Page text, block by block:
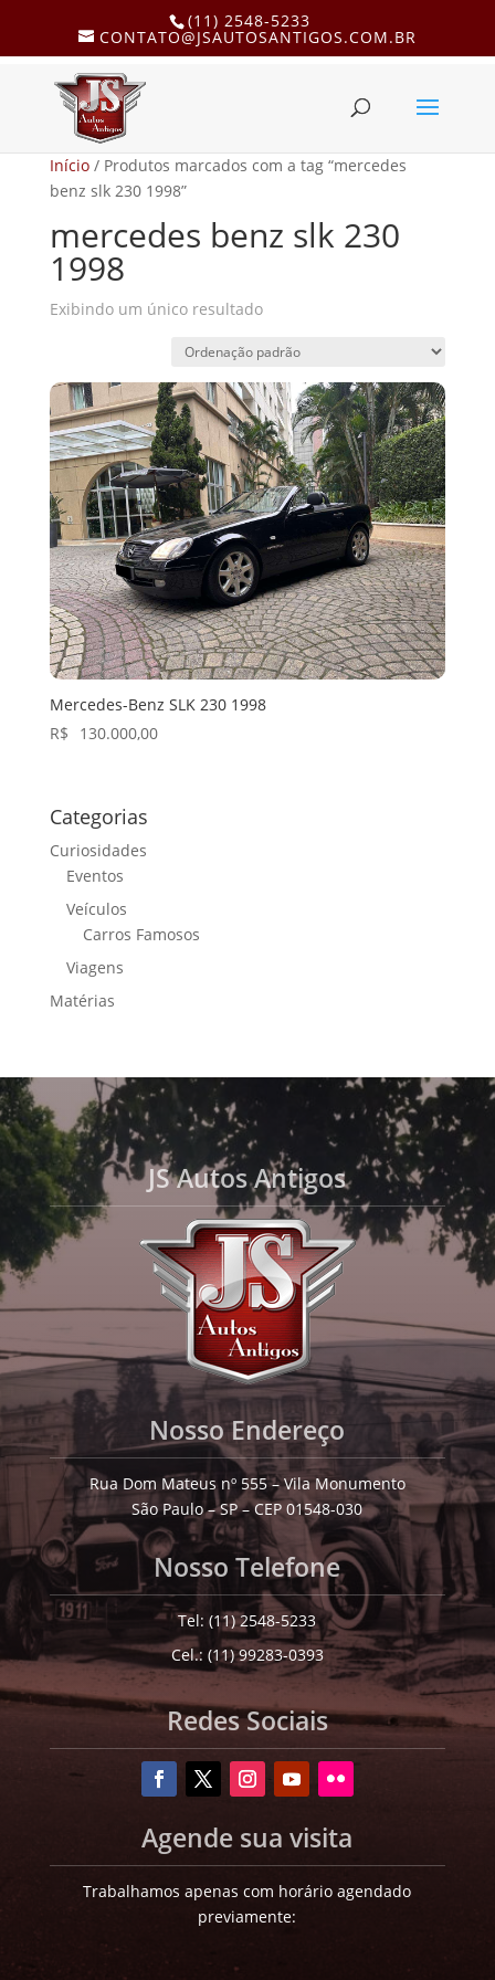
(11) 2548-5233
CONTATO@JSAUTOSANTIGOS.COM.BR
Início/ Produtos marcados com a tag “mercedes
benz slk 230 1998”
mercedes benz slk 230
1998
Exibindo um único resultado
Mercedes-Benz SLK 230 1998
R$
130.000,00
Categorias
Curiosidades
Eventos
Veículos
Carros Famosos
Viagens
Matérias
JS Autos Antigos
Nosso Endereço
Rua Dom Mateus nº 555 – Vila Monumento
São Paulo – SP – CEP 01548-030
Nosso Telefone
Tel: (11) 2548-5233
Cel.: (11) 99283-0393
Redes Sociais
Agende sua visita
Trabalhamos apenas com horário agendado
previamente: